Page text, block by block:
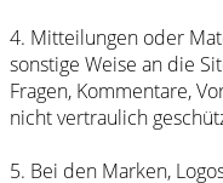
4. Mitteilungen oder
sonstige Weise an die
Fragen, Kommentare,
nicht vertraulich
5. Bei den Marken,